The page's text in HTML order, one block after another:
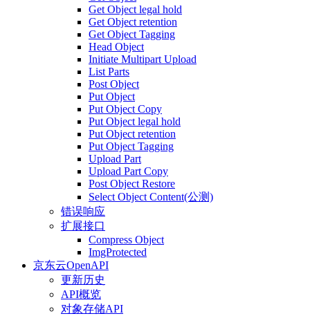
Get Object legal hold
Get Object retention
Get Object Tagging
Head Object
Initiate Multipart Upload
List Parts
Post Object
Put Object
Put Object Copy
Put Object legal hold
Put Object retention
Put Object Tagging
Upload Part
Upload Part Copy
Post Object Restore
Select Object Content(公测)
错误响应
扩展接口
Compress Object
ImgProtected
京东云OpenAPI
更新历史
API概览
对象存储API